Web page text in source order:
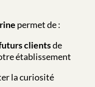
permet de :
clientsde
établissement
la curiosité